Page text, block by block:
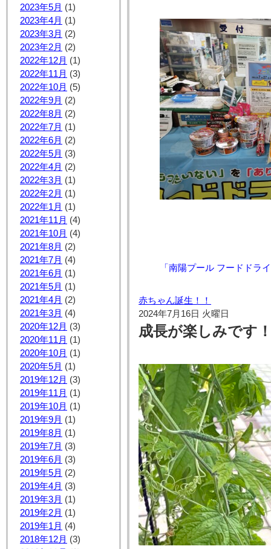
2023年5月 (1)
2023年4月 (1)
2023年3月 (2)
2023年2月 (2)
2022年12月 (1)
2022年11月 (3)
2022年10月 (5)
2022年9月 (2)
2022年8月 (2)
2022年7月 (1)
2022年6月 (2)
2022年5月 (3)
2022年4月 (2)
2022年3月 (1)
2022年2月 (1)
2022年1月 (1)
2021年11月 (4)
2021年10月 (4)
2021年8月 (2)
2021年7月 (4)
2021年6月 (1)
2021年5月 (1)
2021年4月 (2)
2021年3月 (4)
2020年12月 (3)
2020年11月 (1)
2020年10月 (1)
2020年5月 (1)
2019年12月 (3)
2019年11月 (1)
2019年10月 (1)
2019年9月 (1)
2019年8月 (1)
2019年7月 (3)
2019年6月 (3)
2019年5月 (2)
2019年4月 (3)
2019年3月 (1)
2019年2月 (1)
2019年1月 (4)
2018年12月 (3)
「南陽プール フードドラ
赤ちゃん誕生！！
2024年7月16日 火曜日
成長が楽しみです